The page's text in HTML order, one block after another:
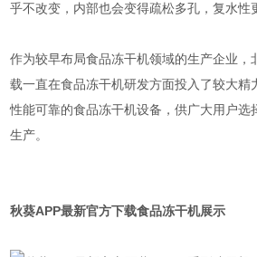
乎不改变，内部也会变得疏松多孔，复水性更强
作为较早布局食品冻干机领域的生产企业
载一直在食品冻干机研发方面投入了较大精力
性能可靠的食品冻干机设备，供广大用户选
生产。
秋葵APP最新官方下载食品冻干机展示